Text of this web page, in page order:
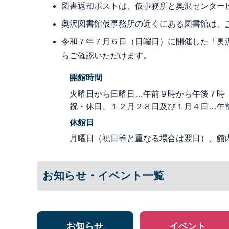
図書返却ポストは、仮事務所と奥沢センター
奥沢図書館仮事務所の近くにある図書館は、
令和７年７月６日（日曜日）に開催した「
らご確認いただけます。
開館時間
火曜日から日曜日…午前９時から午後７時
祝・休日、１２月２８日及び１月４日…午
休館日
月曜日（祝日等と重なる場合は翌日）、
お知らせ・イベント一覧
お知らせ イベント